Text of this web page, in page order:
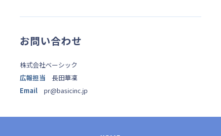
お問い合わせ
株式会社ベーシック
広報担当 長田華凜
Email pr@basicinc.jp